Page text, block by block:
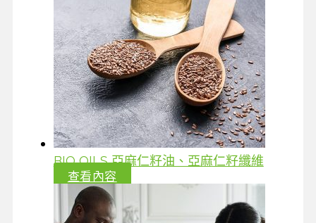
BIO OILS 亞麻仁籽油、亞麻仁籽纖維
查看內容